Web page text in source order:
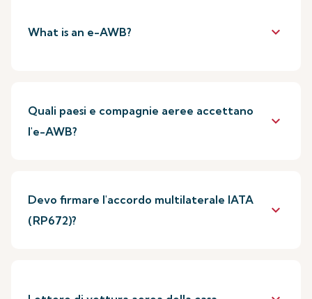
What is an e-AWB? keyboard_arrow_down
Quali paesi e compagnie aeree accettano
l'e-AWB?
keyboard_arrow_down
Devo firmare l'accordo multilaterale IATA
(RP672)?
keyboard_arrow_down